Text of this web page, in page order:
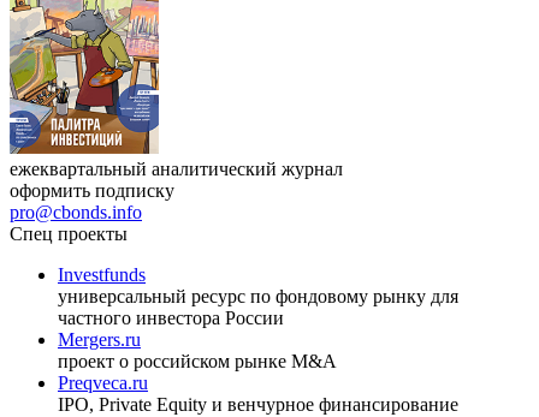
ежеквартальный аналитический журнал
оформить подписку
pro@cbonds.info
Спец проекты
Investfunds
универсальный ресурс по фондовому рынку для
частного инвестора России
Mergers.ru
проект о российском рынке M&A
Preqveca.ru
IPO, Private Equity и венчурное финансирование